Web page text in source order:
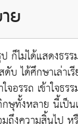
ย
ไม่ได้แสดงธร
ด้ศึกษาเล่าเรี
อรรถ เข้าใจธ
ษุทั้งหลาย นี้เ
ความสิ้นไป ห